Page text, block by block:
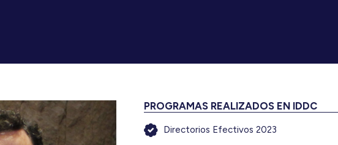
PROGRAMAS REALIZADOS EN IDDC
Directorios Efectivos 2023